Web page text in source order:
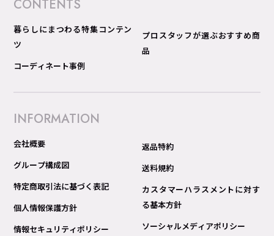
CONTENTS
暮らしにまつわる特集コンテン
ツ
コーディネート事例
プロスタッフが選ぶおすすめ商
品
INFORMATION
会社概要
グループ構成図
特定商取引法に基づく表記
個人情報保護方針
情報セキュリティポリシー
返品特約
送料規約
カスタマーハラスメントに対す
る基本方針
ソーシャルメディアポリシー